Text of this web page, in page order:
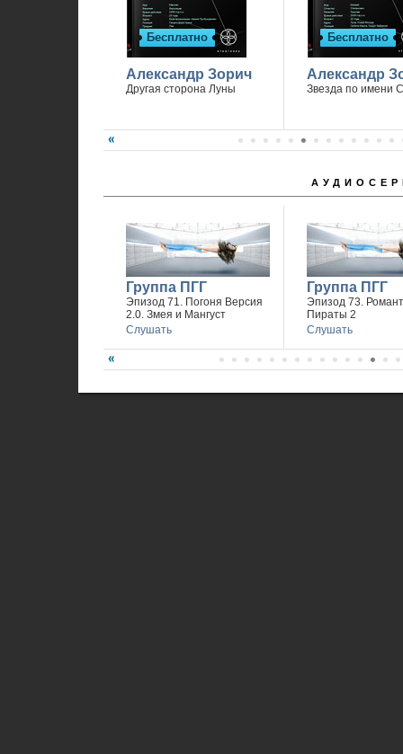
Бесплатно
Александр Зорич
Другая сторона Луны
Бесплатно
Александр
Звезда по имени
Группа ПГГ
Эпизод 71. Погоня Версия
2.0. Змея и Мангуст
Слушать
Группа ПГГ
Эпизод 73.
Пираты 2
Слушать